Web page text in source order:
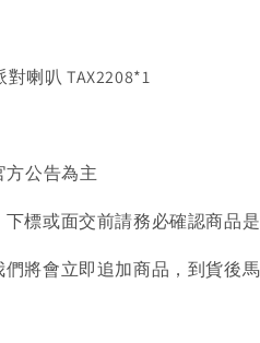
對喇叭 TAX2208*1
方公告為主
標或面交前請務必確認商品是
將會立即追加商品，到貨後馬